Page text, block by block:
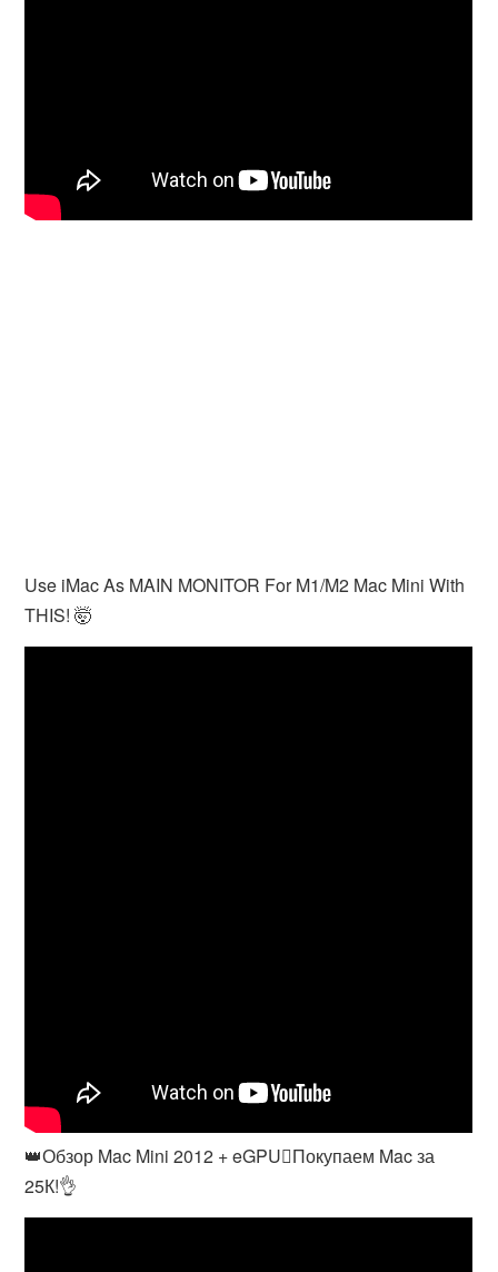
Use iMac As MAIN MONITOR For M1/M2 Mac Mini With
THIS! 🤯
👑Обзор Mac Mini 2012 + eGPUПокупаем Mac за
25К!👌